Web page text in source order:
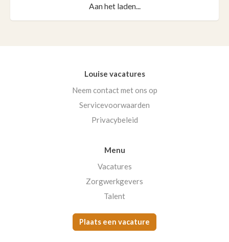
Aan het laden...
Louise vacatures
Neem contact met ons op
Servicevoorwaarden
Privacybeleid
Menu
Vacatures
Zorgwerkgevers
Talent
Plaats een vacature